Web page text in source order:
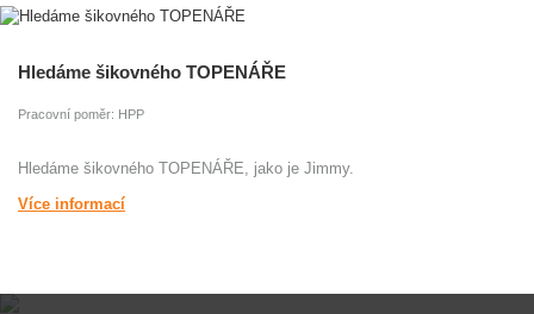
Hledáme šikovného TOPENÁŘE
Pracovní poměr: HPP
Hledáme šikovného TOPENÁŘE, jako je Jimmy.
Více informací